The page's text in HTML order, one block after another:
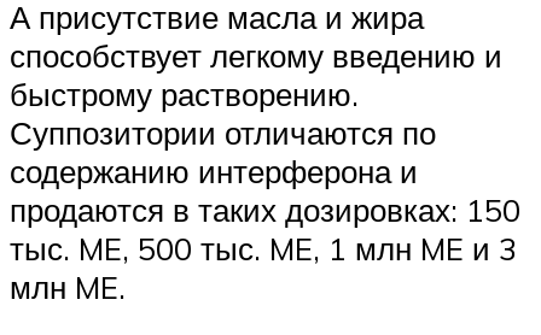
А присутствие масла и жира
способствует легкому введению и
быстрому растворению.
Суппозитории отличаются по
содержанию интерферона и
продаются в таких дозировках: 150
тыс. ME, 500 тыс. ME, 1 млн ME и 3
млн ME.